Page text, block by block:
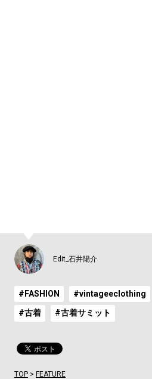
Edit_石井陽介
#FASHION #vintageeclothing
#古着 #古着サミット
TOP> FEATURE